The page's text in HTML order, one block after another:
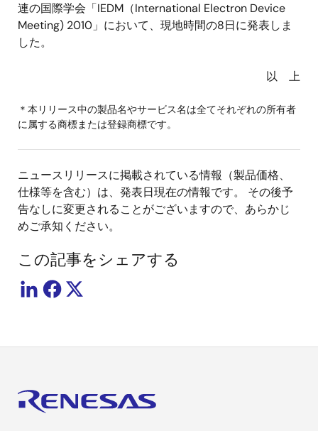
連の国際学会「IEDM（International Electron Device
Meeting) 2010」において、現地時間の8日に発表しま
した。
以 上
＊本リリース中の製品名やサービス名は全てそれぞれの所有者
に属する商標または登録商標です。
ニュースリリースに掲載されている情報（製品価格、
仕様等を含む）は、発表日現在の情報です。 その後予
告なしに変更されることがございますので、あらかじ
めご承知ください。
この記事をシェアする